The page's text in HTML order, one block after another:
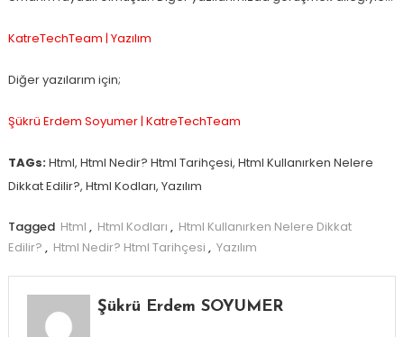
KatreTechTeam | Yazılım
Diğer yazılarım için;
Şükrü Erdem Soyumer | KatreTechTeam
TAGs:Html, Html Nedir? Html Tarihçesi, Html Kullanırken Nelere
Dikkat Edilir?, Html Kodları, Yazılım
Tagged Html , Html Kodları , Html Kullanırken Nelere Dikkat
Edilir? , Html Nedir? Html Tarihçesi , Yazılım
Şükrü Erdem SOYUMER